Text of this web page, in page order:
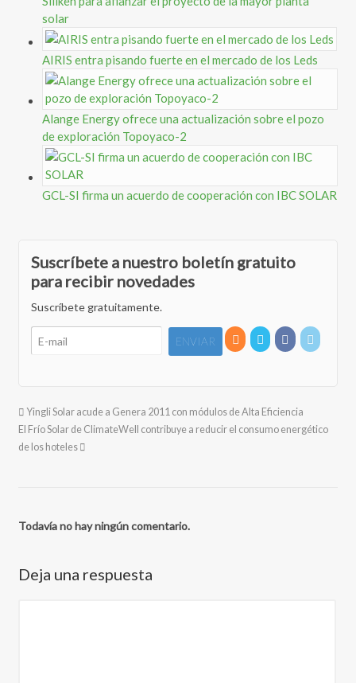
solar
AIRIS entra pisando fuerte en el mercado de los Leds
Alange Energy ofrece una actualización sobre el pozo
de exploración Topoyaco-2
GCL-SI firma un acuerdo de cooperación con IBC SOLAR
Suscríbete a nuestro boletín gratuito
para recibir novedades
Suscríbete gratuitamente.
Yingli Solar acude a Genera 2011 con módulos de Alta Eficiencia
El Frío Solar de ClimateWell contribuye a reducir el consumo energético
de los hoteles
Todavía no hay ningún comentario.
Deja una respuesta